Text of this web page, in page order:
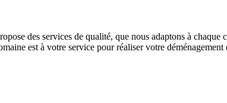
des services de qualité, que nous adaptons à
est à votre service pour réaliser votre